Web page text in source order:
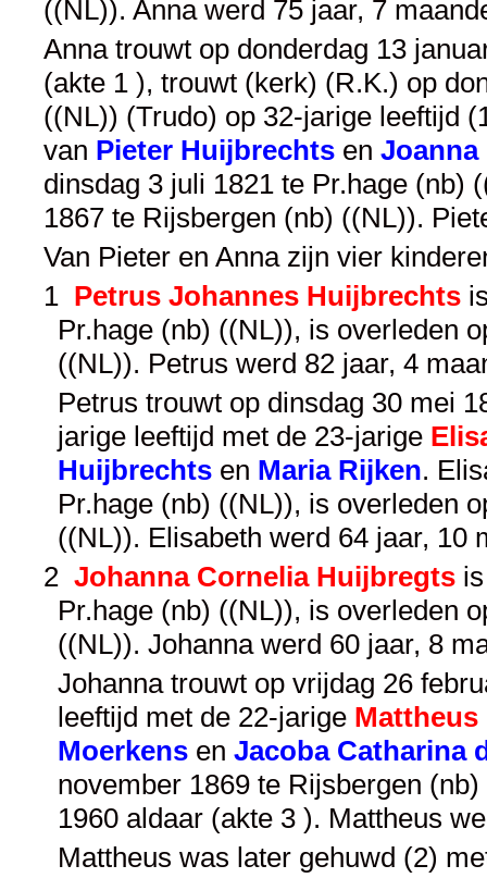
((NL)). Anna werd 75 jaar, 7
Anna trouwt op donderdag 13
(akte 1 ), trouwt (kerk) (R.K.) op
((NL)) (Trudo) op 32-jarige leeftijd
van Pieter Huijbrechts en Joanna
dinsdag 3 juli 1821 te Pr.hage (nb)
1867 te Rijsbergen (nb) ((NL)).
Van Pieter en Anna zijn vier
1 Petrus Johannes Huijbrechts
Pr.hage (nb) ((NL)), is overleden
((NL)). Petrus werd 82 jaar, 4
Petrus trouwt op dinsdag 30 mei
jarige leeftijd met de 23-jarige
Huijbrechtsen Maria Rijken.
Pr.hage (nb) ((NL)), is overleden
((NL)). Elisabeth werd 64 jaar, 10
2 Johanna Cornelia Huijbregts
Pr.hage (nb) ((NL)), is overleden
((NL)). Johanna werd 60 jaar, 8
Johanna trouwt op vrijdag 26
leeftijd met de 22-jarige Mattheus
Moerkensen Jacoba Catharina
november 1869 te Rijsbergen
1960 aldaar (akte 3 ). Mattheus
Mattheus was later gehuwd (2)